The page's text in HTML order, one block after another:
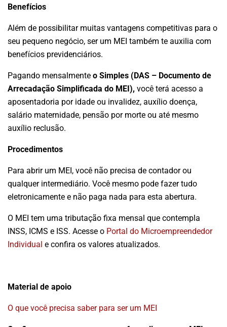
Benefícios
Além de possibilitar muitas vantagens competitivas para o
seu pequeno negócio, ser um MEI também te auxilia com
benefícios previdenciários.
Pagando mensalmente o Simples (DAS – Documento de
Arrecadação Simplificada do MEI), você terá acesso a
aposentadoria por idade ou invalidez, auxílio doença,
salário maternidade, pensão por morte ou até mesmo
auxílio reclusão.
Procedimentos
Para abrir um MEI, você não precisa de contador ou
qualquer intermediário. Você mesmo pode fazer tudo
eletronicamente e não paga nada para esta abertura.
O MEI tem uma tributação fixa mensal que contempla
INSS, ICMS e ISS. Acesse o Portal do Microempreendedor
Individual e confira os valores atualizados.
Material de apoio
O que você precisa saber para ser um MEI